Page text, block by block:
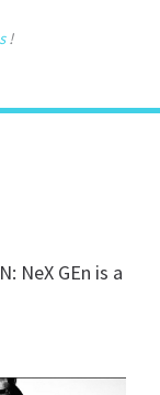
!
NeX GEn is a